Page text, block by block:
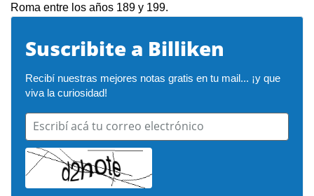
Roma entre los años 189 y 199.
Suscribite a Billiken
Recibí nuestras mejores notas gratis en tu mail... ¡y que
viva la curiosidad!
Escribí acá tu correo electrónico